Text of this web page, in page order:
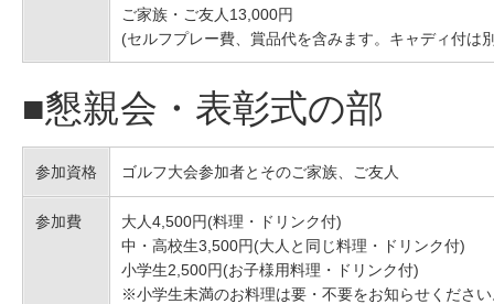
ご家族・ご友人13,000円
(セルフプレー費、賞品代を含みます。キャディ付は
■懇親会・表彰式の部
参加資格 ゴルフ大会参加者とそのご家族、ご友人
参加費
大人4,500円(料理・ドリンク付)
中・高校生3,500円(大人と同じ料理・ドリンク付)
小学生2,500円(お子様用料理・ドリンク付)
※小学生未満のお料理は要・不要をお知らせくださ